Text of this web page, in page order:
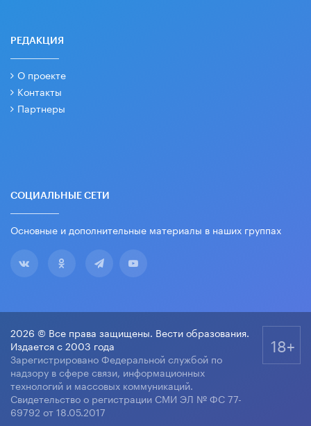
РЕДАКЦИЯ
О проекте
Контакты
Партнеры
СОЦИАЛЬНЫЕ СЕТИ
Основные и дополнительные материалы в наших группах
2026 © Все права защищены. Вести образования.
Издается с 2003 года
Зарегистрировано Федеральной службой по
надзору в сфере связи, информационных
технологий и массовых коммуникаций.
Свидетельство о регистрации СМИ ЭЛ № ФС 77-
69792 от 18.05.2017
18+